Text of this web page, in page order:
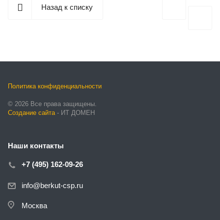
Назад к списку
Политика конфиденциальности
© 2026 Все права защищены.
Создание сайта - ИТ ДОМЕН
Наши контакты
+7 (495) 162-09-26
info@berkut-csp.ru
Москва